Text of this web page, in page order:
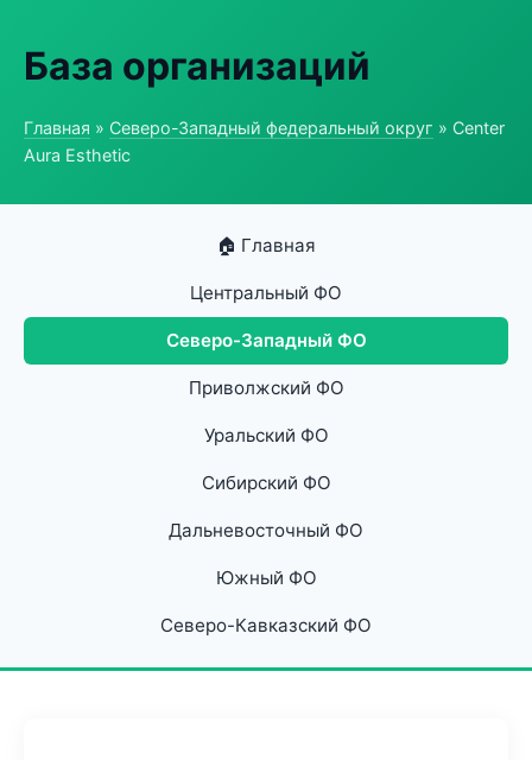
База организаций
Главная » Северо-Западный федеральный округ » Center
Aura Esthetic
🏠 Главная
Центральный ФО
Северо-Западный ФО
Приволжский ФО
Уральский ФО
Сибирский ФО
Дальневосточный ФО
Южный ФО
Северо-Кавказский ФО